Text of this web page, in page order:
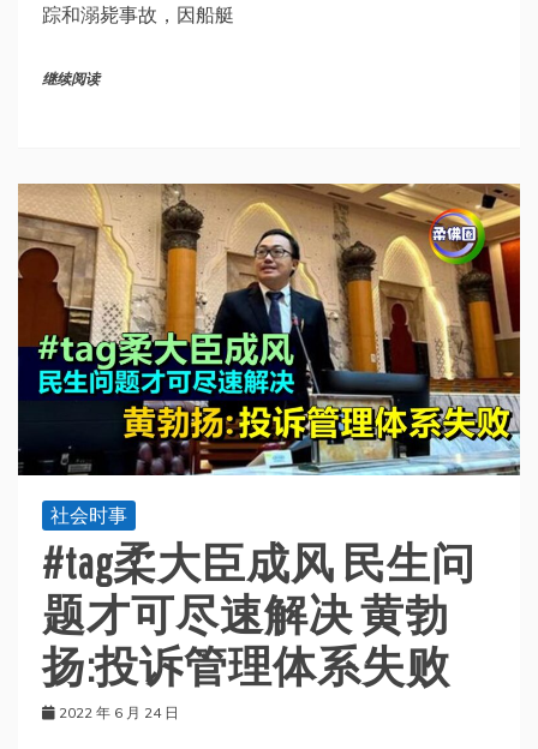
踪和溺毙事故，因船艇
继续阅读
社会时事
#tag柔大臣成风 民生问
题才可尽速解决 黄勃
扬:投诉管理体系失败
2022 年 6 月 24 日